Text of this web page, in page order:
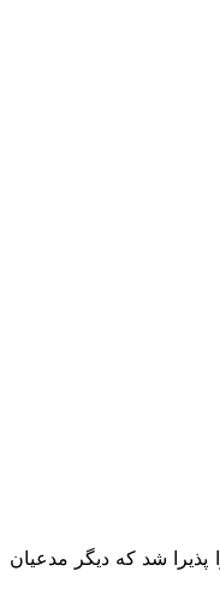
پذیرا شد که دیگر مدعیان